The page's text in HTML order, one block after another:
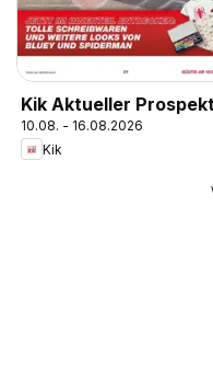
Kik Aktueller
10.08. - 16.08.2026
Kik